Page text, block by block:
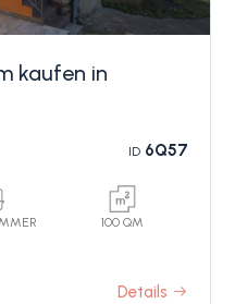
kaufen in
ID6Q57
100 QM
Details